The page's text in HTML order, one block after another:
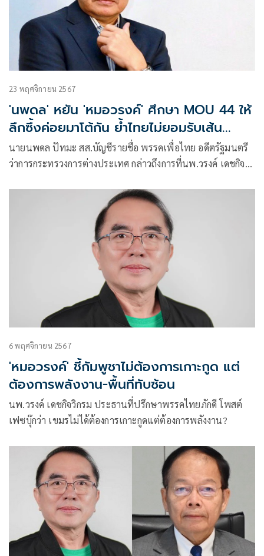
23 พฤศจิกายน 2567
'นพดล' หยัน 'หมอวรงค์' ศึกษา MOU 44 ให้
ลึกซึ้งค่อยมาโต้กัน ย้ำไทยไม่ยอมรับเส้น
ไหล่ทวีปของกัมพูชา
นายนพดล ปัทมะ สส.บัญชีรายชื่อ พรรคเพื่อไทย อดีตรัฐมนตรี
ว่าการกระทรวงการต่างประเทศ กล่าวถึงการที่นพ.วรงค์ เดชกิจ
ที่ว่าไทยไม่เคยยอมเส้นไหล่ทวีปของกัมพูชา และหมอวรงค์อ้าง
แผนผังแนบท้ายเอ็มโอยู 44 ว่าเป็นหลักฐานว่าไทยยอมรับเส้น
6 พฤศจิกายน 2567
'หมอวรงค์' ชี้กัมพูชาไม่ต้องการเกาะกูด แต่
ต้องการพลังงาน-พื้นที่ทับซ้อน
นพ.วรงค์ เดชกิจวิกรม ประธานที่ปรึกษาพรรคไทยภักดี โพสต์
เฟซบุ๊กว่า เขมรไม่ได้ต้องการเกาะกูดแต่ต้องการพลังงาน?